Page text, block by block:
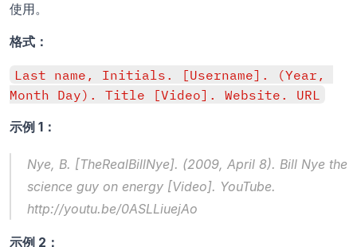
使用。
格式：
Last name, Initials. [Username]. (Year,
Month Day). Title [Video]. Website. URL
示例 1：
Nye, B. [TheRealBillNye]. (2009, April 8). Bill Nye the
science guy on energy [Video]. YouTube.
http://youtu.be/0ASLLiuejAo
示例 2：